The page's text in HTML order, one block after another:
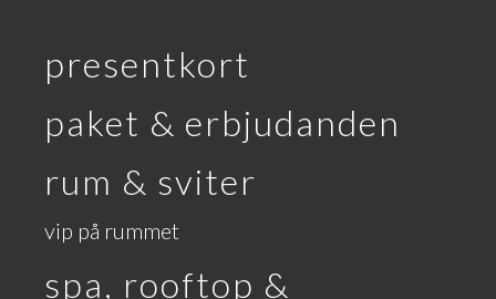
presentkort
paket & erbjudanden
rum & sviter
vip på rummet
spa, rooftop &